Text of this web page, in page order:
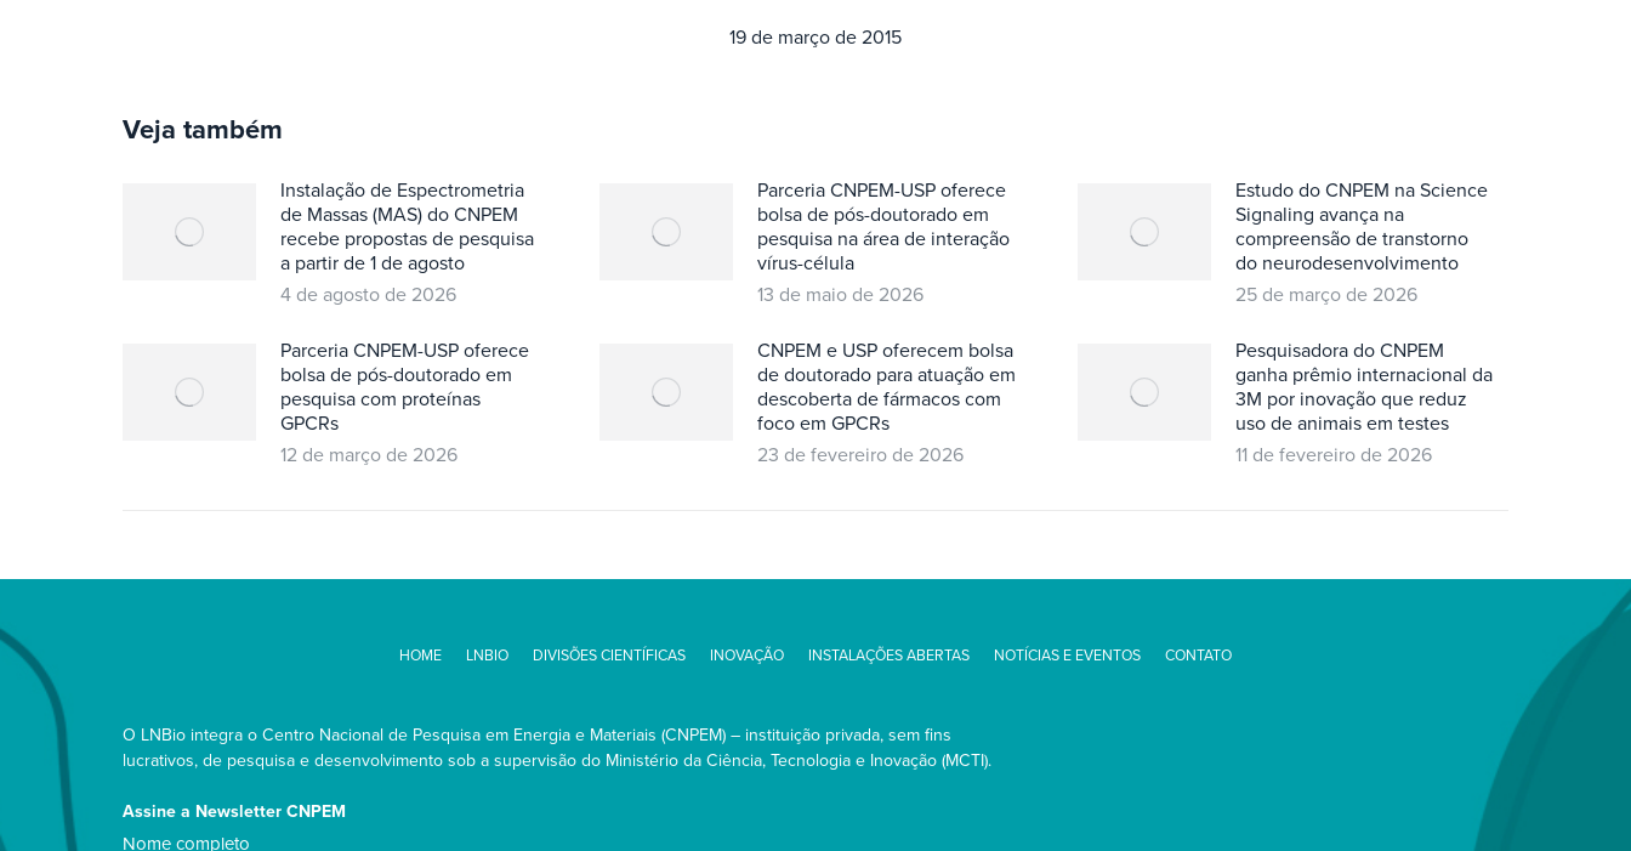
19 de março de 2015
Veja também
Instalação de Espectrometria
de Massas (MAS) do CNPEM
recebe propostas de pesquisa
a partir de 1 de agosto
4 de agosto de 2026
Parceria CNPEM-USP oferece
bolsa de pós-doutorado em
pesquisa na área de interação
vírus-célula
13 de maio de 2026
Estudo do CNPEM na Science
Signaling avança na
compreensão de transtorno
do neurodesenvolvimento
25 de março de 2026
Parceria CNPEM-USP oferece
bolsa de pós-doutorado em
pesquisa com proteínas
GPCRs
12 de março de 2026
CNPEM e USP oferecem bolsa
de doutorado para atuação em
descoberta de fármacos com
foco em GPCRs
23 de fevereiro de 2026
Pesquisadora do CNPEM
ganha prêmio internacional da
3M por inovação que reduz
uso de animais em testes
11 de fevereiro de 2026
HOME LNBIO DIVISÕES CIENTÍFICAS INOVAÇÃO INSTALAÇÕES ABERTAS NOTÍCIAS E EVENTOS CONTATO
O LNBio integra o Centro Nacional de Pesquisa em Energia e Materiais (CNPEM) – instituição privada, sem fins
lucrativos, de pesquisa e desenvolvimento sob a supervisão do Ministério da Ciência, Tecnologia e Inovação (MCTI).
Assine a Newsletter CNPEM
Nome
Nome completo